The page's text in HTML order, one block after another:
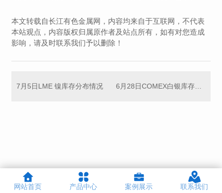
本文转载自长江有色金属网，内容均来自于互联网，不代表
本站观点，内容版权归属原作者及站点所有，如有对您造成
影响，请及时联系我们予以删除！
7月5日LME 镍库存分布情况
网站首页 产品中心 案例展示 联系我们